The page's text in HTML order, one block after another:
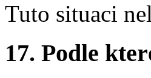
Tuto situaci
17. Podle